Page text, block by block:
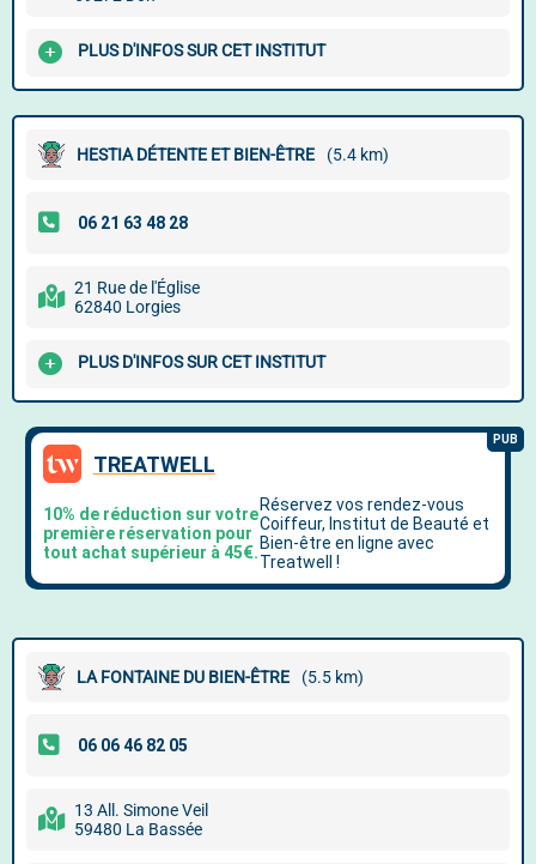
PLUS D'INFOS SUR CET INSTITUT
HESTIA DÉTENTE ET BIEN-ÊTRE (5.4 km)
21 Rue de l'Église
62840 Lorgies
PLUS D'INFOS SUR CET INSTITUT
LA FONTAINE DU BIEN-ÊTRE (5.5 km)
13 All. Simone Veil
59480 La Bassée